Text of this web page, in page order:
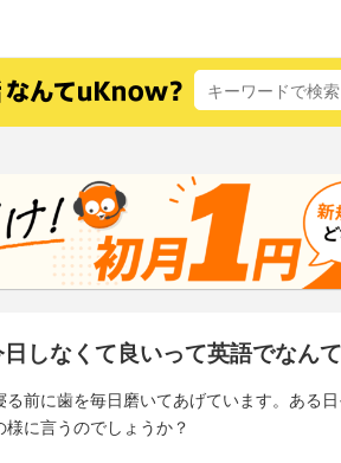
しなくて良いって英語でなん
る前に歯を毎日磨いてあげています。ある
に言うのでしょうか？